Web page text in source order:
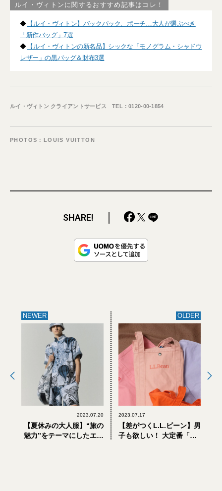
ルイ・ヴィトンに関するおすすめ記事はコレ！
◆ 【ルイ・ヴィトン】バックパック、ポーチ…大人が選ぶべき
「新作バッグ」7選
◆ 【ルイ・ヴィトンの新名品】シックな「モノグラム・シャドウ
レザー」の黒バッグ＆財布3選
ルイ・ヴィトン クライアントサービス TEL：0120-00-1854
PHOTOS：LOUIS VUITTON
SHARE!
NEWER
2023.07.20
【夏休みの大人服】“旅の
魅力”をテーマにしたエン
OLDER
2023.07.17
【差がつくL.L.ビーン】男
子も欲しい！ 大定番「グ